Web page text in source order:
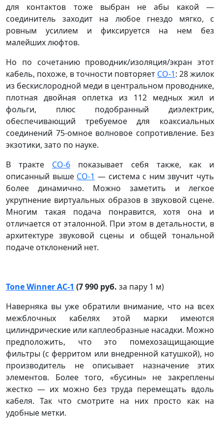
для контактов тоже выбран не абы какой —
соединитель заходит на любое гнездо мягко, с
ровным усилием и фиксируется на нем без
малейших люфтов.
Но по сочетанию проводник/изоляция/экран этот
кабель, похоже, в точности повторяет CO-1: 28 жилок
из бескислородной меди в центральном проводнике,
плотная двойная оплетка из 112 медных жил и
фольги, плюс подобранный диэлектрик,
обеспечивающий требуемое для коаксиальных
соединений 75-омное волновое сопротивление. Без
экзотики, зато по науке.
В тракте CO-6 показывает себя также, как и
описанный выше CO-1 — система с ним звучит чуть
более динамично. Можно заметить и легкое
укрупнение виртуальных образов в звуковой сцене.
Многим такая подача понравится, хотя она и
отличается от эталонной. При этом в детальности, в
архитектуре звуковой сцены и общей тональной
подаче отклонений нет.
Tone Winner AC-1 (7 990 руб. за пару 1 м)
Наверняка вы уже обратили внимание, что на всех
межблочных кабелях этой марки имеются
цилиндрические или каплеобразные насадки. Можно
предположить, что это помехозащищающие
фильтры (с ферритом или внедренной катушкой), но
производитель не описывает назначение этих
элементов. Более того, «бусины» не закреплены
жестко — их можно без труда перемещать вдоль
кабеля. Так что смотрите на них просто как на
удобные метки.